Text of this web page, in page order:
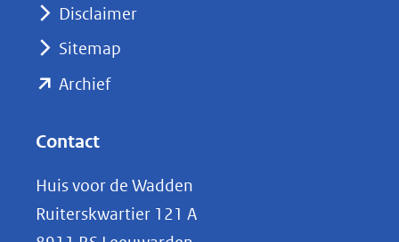
naar
Disclaimer
Sitemap
Archief(opent
(verwijst
naar
Contact
Huis voor de Wadden
Ruiterskwartier 121 A